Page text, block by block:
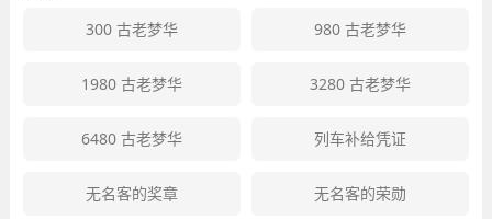
300 古老梦华 980 古老梦华
1980 古老梦华 3280 古老梦华
6480 古老梦华 列车补给凭证
无名客的奖章 无名客的荣勋